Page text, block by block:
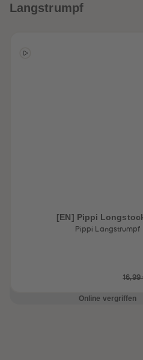
Langstrumpf
[EN] Pippi
Pippi Langstrumpf
16,99
Online vergriffen